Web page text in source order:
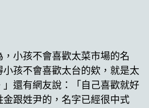
小孩不會喜歡太菜市場的名
小孩不會喜歡太台的欸，就是太
」還有網友說：「自己喜歡就好
金跟姓尹的，名字已經很中式